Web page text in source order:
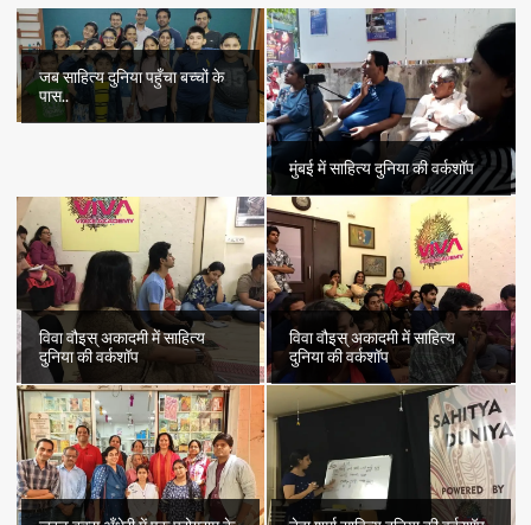
जब साहित्य दुनिया पहुँचा बच्चों के
पास..
मुंबई में साहित्य दुनिया की वर्कशॉप
विवा वौइस् अकादमी में साहित्य
दुनिया की वर्कशॉप
विवा वौइस् अकादमी में साहित्य
दुनिया की वर्कशॉप